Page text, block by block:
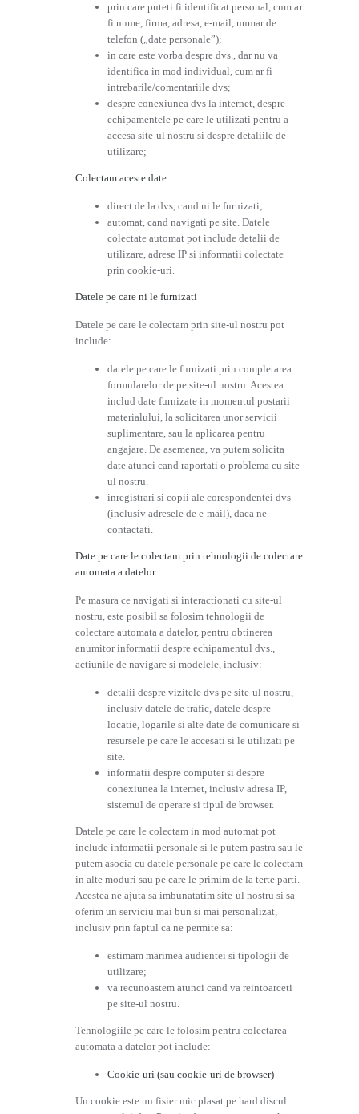
prin care puteti fi identificat personal, cum ar
fi nume, firma, adresa, e-mail, numar de
telefon („date personale”);
in care este vorba despre dvs., dar nu va
identifica in mod individual, cum ar fi
intrebarile/comentariile dvs;
despre conexiunea dvs la internet, despre
echipamentele pe care le utilizati pentru a
accesa site-ul nostru si despre detaliile de
utilizare;
Colectam aceste date:
direct de la dvs, cand ni le furnizati;
automat, cand navigati pe site. Datele
colectate automat pot include detalii de
utilizare, adrese IP si informatii colectate
prin cookie-uri.
Datele pe care ni le furnizati
Datele pe care le colectam prin site-ul nostru pot
include:
datele pe care le furnizati prin completarea
formularelor de pe site-ul nostru. Acestea
includ date furnizate in momentul postarii
materialului, la solicitarea unor servicii
suplimentare, sau la aplicarea pentru
angajare. De asemenea, va putem solicita
date atunci cand raportati o problema cu site-
ul nostru.
inregistrari si copii ale corespondentei dvs
(inclusiv adresele de e-mail), daca ne
contactati.
Date pe care le colectam prin tehnologii de colectare
automata a datelor
Pe masura ce navigati si interactionati cu site-ul
nostru, este posibil sa folosim tehnologii de
colectare automata a datelor, pentru obtinerea
anumitor informatii despre echipamentul dvs.,
actiunile de navigare si modelele, inclusiv:
detalii despre vizitele dvs pe site-ul nostru,
inclusiv datele de trafic, datele despre
locatie, logarile si alte date de comunicare si
resursele pe care le accesati si le utilizati pe
site.
informatii despre computer si despre
conexiunea la internet, inclusiv adresa IP,
sistemul de operare si tipul de browser.
Datele pe care le colectam in mod automat pot
include informatii personale si le putem pastra sau le
putem asocia cu datele personale pe care le colectam
in alte moduri sau pe care le primim de la terte parti.
Acestea ne ajuta sa imbunatatim site-ul nostru si sa
oferim un serviciu mai bun si mai personalizat,
inclusiv prin faptul ca ne permite sa:
estimam marimea audientei si tipologii de
utilizare;
va recunoastem atunci cand va reintoarceti
pe site-ul nostru.
Tehnologiile pe care le folosim pentru colectarea
automata a datelor pot include:
Cookie-uri (sau cookie-uri de browser)
Un cookie este un fisier mic plasat pe hard discul